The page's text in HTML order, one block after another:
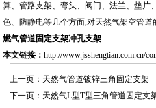
算、管路支架、弯头、阀门、法兰、垫片
色、防静电等几个方面,对天然气架空管道
燃气管道固定支架冲孔支架
本文链接：http://www.jsshengtian.com.cn/
上一页： 天然气管道镀锌三角固定支架
下一页： 天然气L型T型三角管道固定支